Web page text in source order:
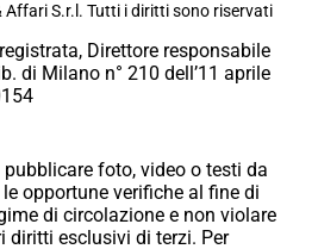
S.r.l. Tutti i diritti sono riservati
Direttore responsabile
di Milano n° 210 dell’11 aprile
foto, video o testi da
opportune verifiche al fine di
di circolazione e non violare
diritti esclusivi di terzi. Per